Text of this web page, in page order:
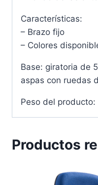
Características:
– Brazo fijo
– Colores
Base: giratoria de
aspas con ruedas
Peso del producto:
Productos